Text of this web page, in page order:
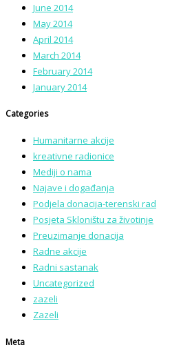
June 2014
May 2014
April 2014
March 2014
February 2014
January 2014
Categories
Humanitarne akcije
kreativne radionice
Mediji o nama
Najave i događanja
Podjela donacija-terenski rad
Posjeta Skloništu za životinje
Preuzimanje donacija
Radne akcije
Radni sastanak
Uncategorized
zazeli
Zazeli
Meta